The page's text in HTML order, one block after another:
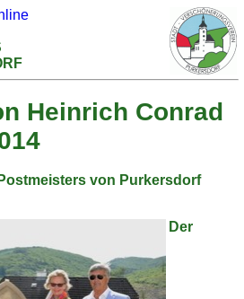
Heinrich Conrad
von Purkersdorf
Der